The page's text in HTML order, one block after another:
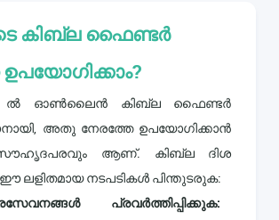
കിബ്ല ഫൈണ്ടർ
ൽ ഓൺലൈൻ കിബ്ല ഫൈണ്ടർ
അതു നേരത്തേ ഉപയോഗിക്കാൻ
ആണ്. കിബ്ല ദിശ
ലളിതമായ നടപടികൾ പിന്തുടരുക:
പ്രവർത്തിപ്പിക്കുക: